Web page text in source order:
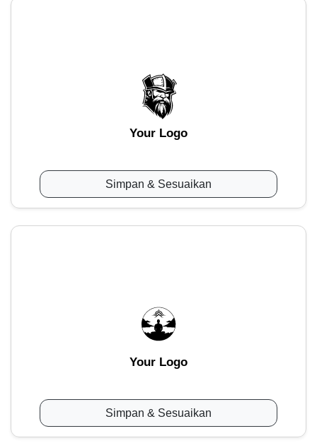
Your Logo
Simpan & Sesuaikan
Your Logo
Simpan & Sesuaikan